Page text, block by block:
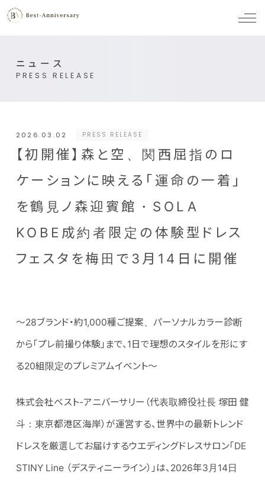
メ
ニュース
PRESS RELEASE
2026.03.02 PRESS RELEASE
【初開催】森と空、関西屈指のロ
ケーションに映える「運命の一着」
を鶴見ノ森迎賓館・SOLA
KOBE成約者限定の体験型ドレス
フェスタを梅田で3月14日に開催
～28ブランド・約1,000種ご提案、パーソナルカラー診断
から「プレ前撮り体験」まで、1日で理想のスタイルを形にす
る20組限定のプレミアムイベント～
株式会社ベスト-アニバーサリー（代表取締役社長 塚田 健
斗：東京都港区海岸）が運営する、世界中の最新トレンド
ドレスを厳選してお届けするウエディングドレスサロン「DE
STINY Line （デスティニーライン）」は、2026年3月14日